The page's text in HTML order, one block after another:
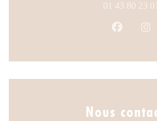
01 43 80 23 01
Nous